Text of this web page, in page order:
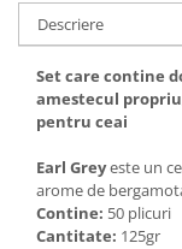
Descriere
Set care contine
amestecul
pentru ceai
Earl Greyeste un
arome de
Contine: 50 plicuri
Cantitate: 125gr